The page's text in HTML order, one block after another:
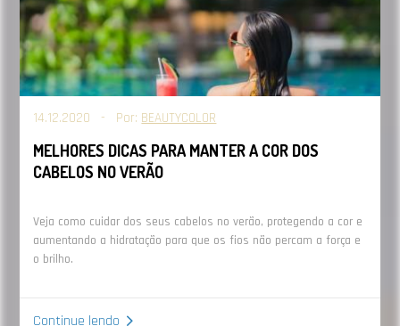
14.12.2020 - Por: BEAUTYCOLOR
MELHORES DICAS PARA MANTER A COR DOS
CABELOS NO VERÃO
Veja como cuidar dos seus cabelos no verão, protegendo a cor e
aumentando a hidratação para que os fios não percam a força e
o brilho.
Continue lendo